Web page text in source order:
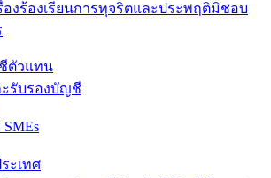
องร้องเรียนการทุจริตและประพฤติมิชอบ
ตัวแทน
รับรองบัญชี
ะเทศ